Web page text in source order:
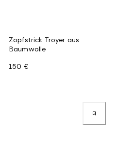
Zopfstrick Troyer aus
Baumwolle
150 €